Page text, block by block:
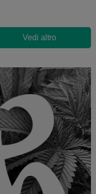
Vedi altro